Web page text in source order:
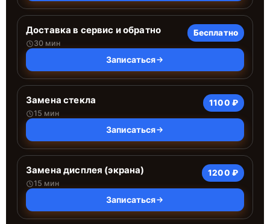
Доставка в сервис и обратно
30 мин
Бесплатно
Записаться
Замена стекла
15 мин
1100 ₽
Записаться
Замена дисплея (экрана)
15 мин
1200 ₽
Записаться